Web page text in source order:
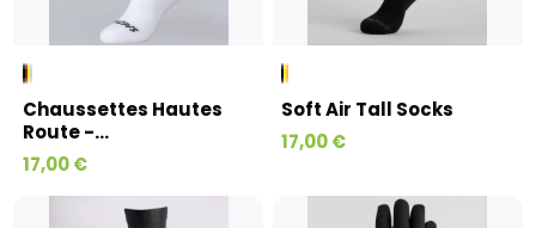
Chaussettes Hautes
Route -...
17,00 €
Soft Air Tall Socks
17,00 €